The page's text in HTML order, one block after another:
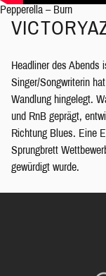
Pepperella – Burn
Headliner des Abends
Singer/Songwriterin
Wandlung hingelegt.
und RnB geprägt,
Richtung Blues. Eine
Sprungbrett
gewürdigt wurde.